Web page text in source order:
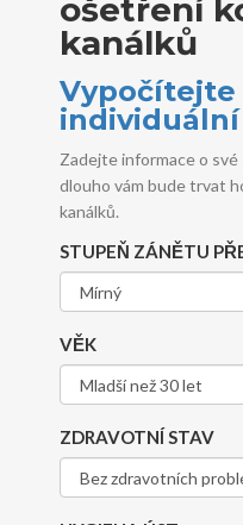
ošetření
kanálků
Vypočítejte
Zadejte informace o své
dlouho vám bude trvat
kanálků.
STUPEŇ ZÁNĚTU
VĚK
ZDRAVOTNÍ STAV